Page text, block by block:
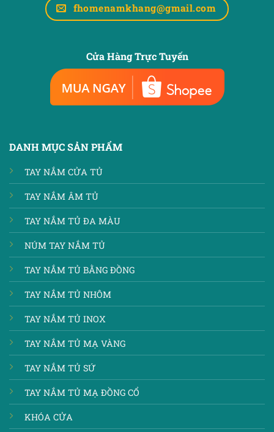
fhomenamkhang@gmail.com
Cửa Hàng Trực Tuyến
DANH MỤC SẢN PHẨM
TAY NẮM CỬA TỦ
TAY NẮM ÂM TỦ
TAY NẮM TỦ ĐA MÀU
NÚM TAY NẮM TỦ
TAY NẮM TỦ BẰNG ĐỒNG
TAY NẮM TỦ NHÔM
TAY NẮM TỦ INOX
TAY NẮM TỦ MẠ VÀNG
TAY NẮM TỦ SỨ
TAY NẮM TỦ MẠ ĐỒNG CỔ
KHÓA CỬA